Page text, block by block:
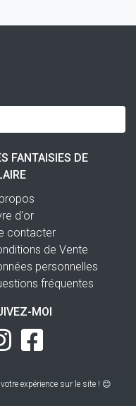
FANTAISIES DE
d'or
contacter
de Vente
personnelles
fréquentes
MOI
expérience sur le site ! 😊